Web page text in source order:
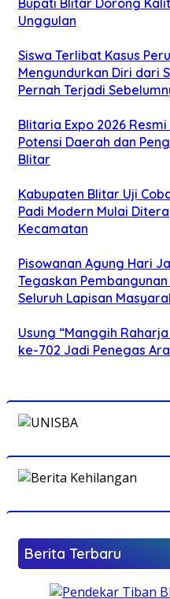
Unggulan
Siswa Terlibat Kasus
Mengundurkan Diri dari
Pernah Terjadi
Blitaria Expo 2026
Potensi Daerah dan
Blitar
Kabupaten Blitar Uji
Padi Modern Mulai
Kecamatan
Pisowanan Agung Hari
Tegaskan
Seluruh Lapisan
Usung “Manggih
ke-702 Jadi Penegas
Berita Terbaru